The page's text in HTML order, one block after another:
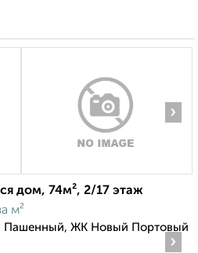
›
дом, 74м², 2/17 этаж
м²
Пашенный, ЖК Новый Портовый
›